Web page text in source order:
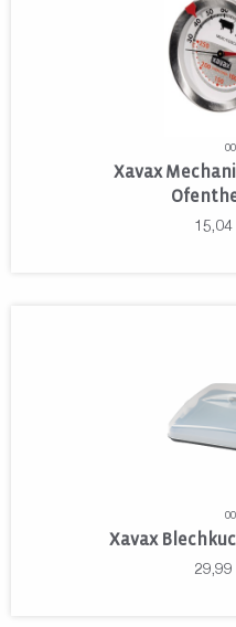
Xavax
15,04
Xavax
29,99